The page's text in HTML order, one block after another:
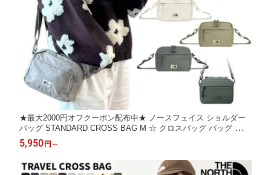
★最大2000円オフクーポン配布中★ ノースフェイス ショルダー
バッグ STANDARD CROSS BAG M ☆ クロスバッグ バッグ レデ
ィース メンズ ロゴ ベーシック アウトドア 野外活動 オールシー
ズン 韓国ファッション 韓国 THE NORTH FACE 【正規品/関税込/
5,950 円 ～